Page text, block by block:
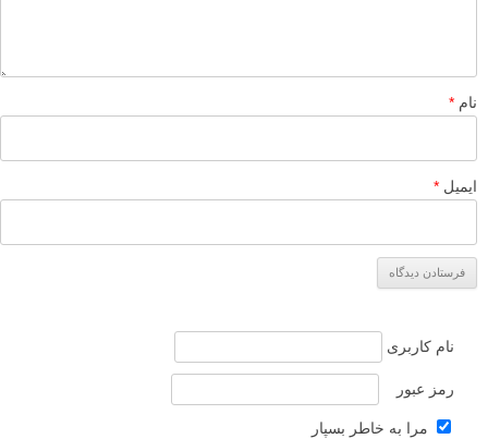
نام *
ایمیل *
نام کاربری
رمز عبور
مرا به خاطر بسپار